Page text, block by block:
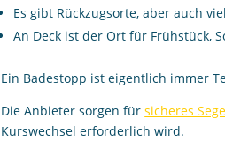
Es gibt Rückzugsorte, aber auch
An Deck ist der Ort für Frühstück,
Ein Badestopp ist eigentlich immer
Die Anbieter sorgen fürsicheres
Kurswechsel erforderlich wird.